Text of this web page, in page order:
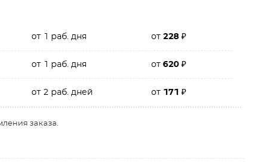
от 1 раб. дня от228₽
от 1 раб. дня от620₽
от 2 раб. дней от 171₽
заказа.